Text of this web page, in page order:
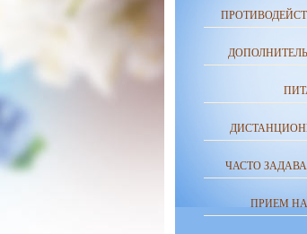
ЧАСТО
ПРИЕМ